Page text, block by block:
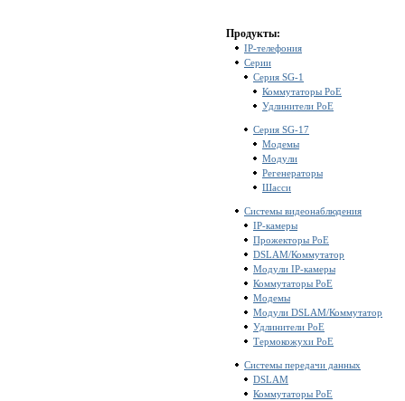
Продукты:
IP-телефония
Серии
Серия SG-1
Коммутаторы PoE
Удлинители PoE
Серия SG-17
Модемы
Модули
Регенераторы
Шасси
Системы видеонаблюдения
IP-камеры
Прожекторы PoE
DSLAM/Коммутатор
Модули IP-камеры
Коммутаторы PoE
Модемы
Модули DSLAM/Коммутатор
Удлинители PoE
Термокожухи PoE
Системы передачи данных
DSLAM
Коммутаторы PoE